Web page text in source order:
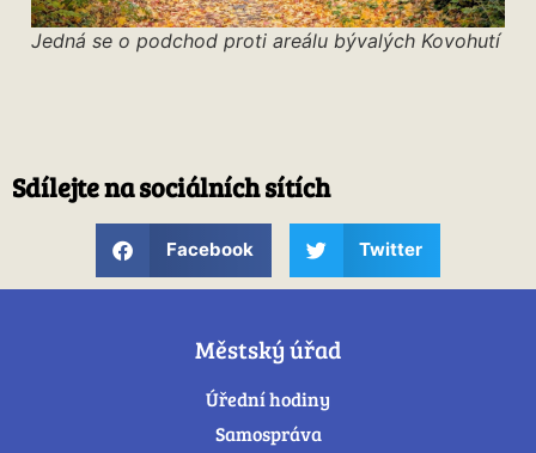
Jedná se o podchod proti areálu bývalých Kovohutí
Sdílejte na sociálních sítích
Facebook Twitter
Městský úřad
Úřední hodiny
Samospráva